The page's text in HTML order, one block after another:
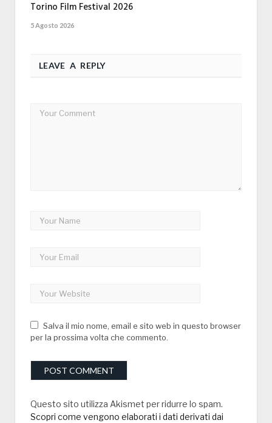
Torino Film Festival 2026
5 Agosto 2026
LEAVE A REPLY
Salva il mio nome, email e sito web in questo browser
per la prossima volta che commento.
Questo sito utilizza Akismet per ridurre lo spam.
Scopri come vengono elaborati i dati derivati dai